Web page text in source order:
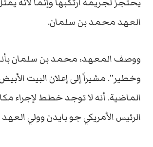
العهد محمد بن سلمان.
ووصف المعهد، محمد بن سلمان
وخطير”. مشيراً إلى إعلان البيت
الماضية. أنه لا توجد خطط لإجراء
الرئيس الأمريكي جو بايدن وولي